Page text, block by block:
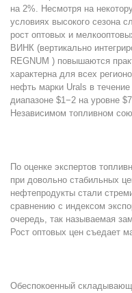
на 2%. Несмотря на
условиях высокого сезона
рост оптовых и
ВИНК (вертикально
REGNUM ) повышаются
характерна для всех
нефть марки Urals в
диапазоне $1−2 на уровне
Независимом топливном
По оценке экспертов
при довольно стабильных
нефтепродукты стали
сравнению с индексом
очередь, так называемая
Рост оптовых цен съедает
Обеспокоенный